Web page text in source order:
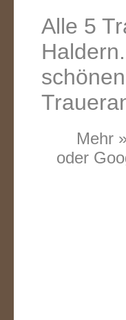
Alle 5
Mehr
oder